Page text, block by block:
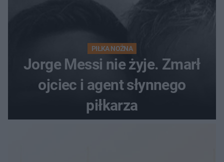
PIŁKA NOŻNA
Jorge Messi nie żyje. Zmarł
ojciec i agent słynnego
piłkarza